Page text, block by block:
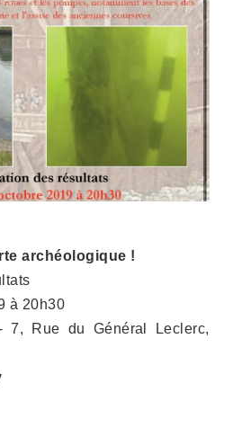
archéologique !
à 20h30
7, Rue du Général Leclerc,